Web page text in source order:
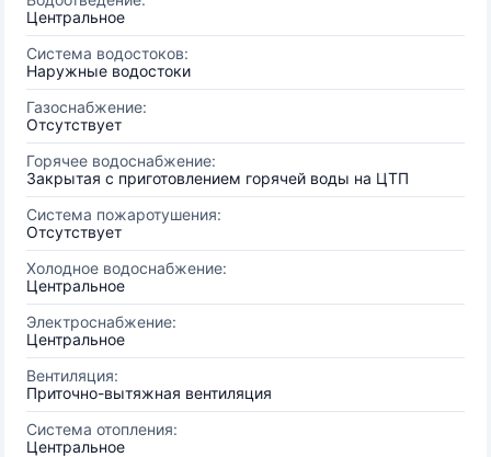
Центральное
Система водостоков:
Наружные водостоки
Газоснабжение:
Отсутствует
Горячее водоснабжение:
Закрытая с приготовлением горячей воды на ЦТП
Система пожаротушения:
Отсутствует
Холодное водоснабжение:
Центральное
Электроснабжение:
Центральное
Вентиляция:
Приточно-вытяжная вентиляция
Система отопления:
Центральное